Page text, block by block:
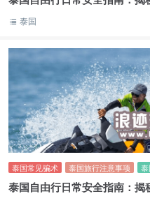
泰国
泰国常见骗术 泰国旅行注意事项 泰
泰国自由行日常安全指南：揭